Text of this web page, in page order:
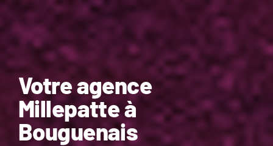
Votre agence
Millepatte à
Bouguenais